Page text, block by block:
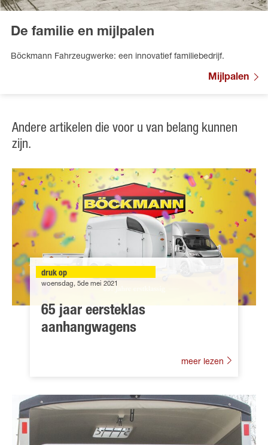
De familie en mijlpalen
Böckmann Fahrzeugwerke: een innovatief familiebedrijf.
Mijlpalen
Andere artikelen die voor u van belang kunnen
zijn.
druk op
woensdag, 5de mei 2021
65 jaar eersteklas
aanhangwagens
meer lezen